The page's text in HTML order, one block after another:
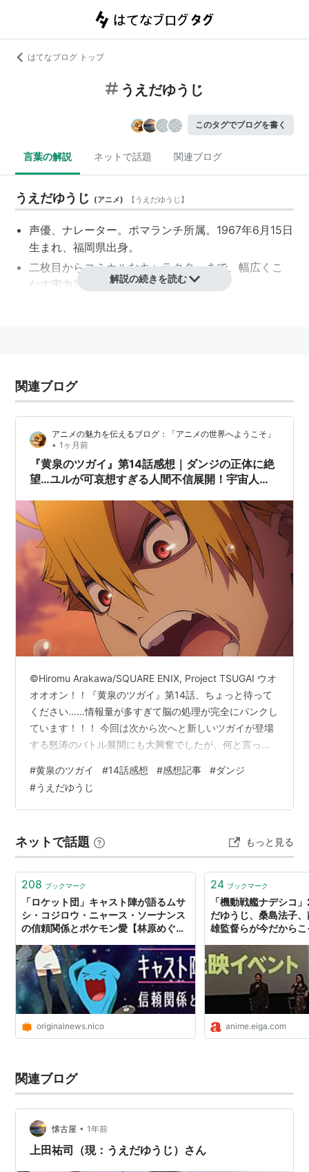
はてなブログ トップ
うえだゆうじ
このタグでブログを書く
言葉の解説 ネットで話題 関連ブログ
うえだゆうじ (アニメ) 【 うえだゆうじ 】
声優、ナレーター。ポマランチ所属。1967年6月15日
生まれ、福岡県出身。
二枚目からコミカルなキャラクターまで、幅広くこ
なす実力派。
小野坂昌也とは新人時代からの友人であり、定期的
にトークライブを開催している。
愛天使伝説ウェディングピーチ（風魔ようすけ）
ARIA The ANIMATION（ウッディー）
宇宙のステルヴィア（ピエール・タキダ）
英國戀物語エマ（ハキム・アタワーリ）
L/R（ロウ・リッケンヴァッカー）
エレメンタルジェレイド（ローウェン）
おじゃる丸（キスケ）
機動戦艦ナデシコ（テンカワ・アキト）
機動戦士ガンダム00（ビリー・カタギリ）
ギャグマンガ日和」
クリスタル ブレイズ（アキラ）
げんしけん(初代会長)
魁!!クロマティ高校（石川淳）
地獄少女（柴田一）
シャーマンキング（ホロホロ）
十二国記（浅野郁也）
ん2〜シベリア柳生の逆襲〜（三本松番太郎）
世紀末オカルト学院（岡本健吾）
セクシーコマンドー外伝 すごいよ!!マサルさん （花
中島マサル）
せんせいのお時間（工藤雄一）
ちはやふる、ちはやふる2（村尾慎一）
デ・ジ・キャラット(暴れん坊）
デトロイト・メタル・シティ（クラウザーII世）
テニスの王子様（芥川慈郎）
デュラララ！！（那須島隆志）
天使な小生意気（安田太助）
とっとこハム太郎（カメハムくん）
ナースウィッチ小麦ちゃん マジカルて（ムギま
る）
ハーメルンのバイオリン弾き（ハーメル）
鋼の錬金術師（キンブリー）
解説の続きを読む
関連ブログ
アニメの魅力を伝えるブログ：「アニメの世界へようこそ」
• 1ヶ月前
『黄泉のツガイ』第14話感想｜ダンジの正体に絶
望…ユルが可哀想すぎる人間不信展開！宇宙人役
ｗ
©Hiromu Arakawa/SQUARE ENIX, Project TSUGAI ウオ
オオオン！！『黄泉のツガイ』第14話、ちょっと待って
ください……情報量が多すぎて脳の処理が完全にパンクし
ています！！！ 今回は次から次へと新しいツガイが登場
する怒涛のバトル展開にも大興奮でしたが、何と言って
感が凄まじすぎましたよね……。 前回の余韻を吹き飛ば
すほどの衝撃の伏線回収と、タイムラインを大熱狂させ
た超豪華レジェンド声優陣のサプライズについて、全力
撃の伏線回収】ダンジの正体とオシラサマの謎…ユル…
#黄泉のツガイ #14話感想 #感想記事 #ダンジ
#うえだゆうじ
ネットで話題 もっと見る
208 ブックマーク
「ロケット団」キャスト陣が語るムサ
シ・コジロウ・ニャース・ソーナンス
の信頼関係とポケモン愛【林原めぐみ
じ】
originalnews.nico
24 ブックマーク
「機動戦艦ナデシコ
だゆうじ、桑島法子
雄監督らが今だから
anime.eiga.com
関連ブログ
懐古屋 • 1年前
上田祐司（現：うえだゆうじ）さん